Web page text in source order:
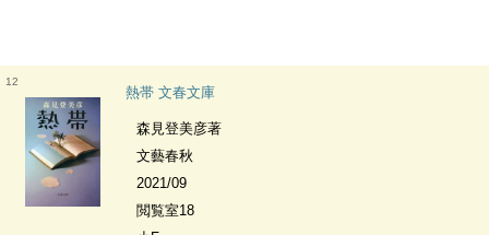
12
熱帯 文春文庫
森見登美彦著
文藝春秋
2021/09
閲覧室18